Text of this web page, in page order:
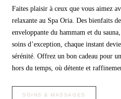
Faites plaisir à ceux que vous aimez
relaxante au Spa Oria. Des bienfaits
enveloppante du hammam et du
soins d’exception, chaque instant
sérénité. Offrez un bon cadeau pour
hors du temps, où détente et
SOINS & MASSAGES